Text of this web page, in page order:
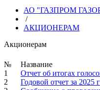
АО "ГАЗПРОМ
/
АКЦИОНЕРАМ
Акционерам
№
Название
1
Отчет об итогах
2
Годовой отчет за 2025